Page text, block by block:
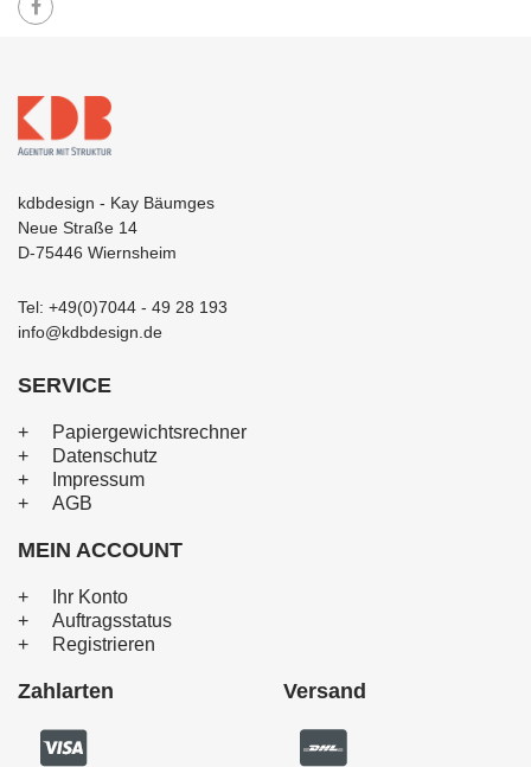
kdbdesign - Kay Bäumges
Neue Straße 14
D-75446 Wiernsheim
Tel: +49(0)7044 - 49 28 193
info@kdbdesign.de
SERVICE
Papiergewichtsrechner
Datenschutz
Impressum
AGB
MEIN ACCOUNT
Ihr Konto
Auftragsstatus
Registrieren
Zahlarten Versand